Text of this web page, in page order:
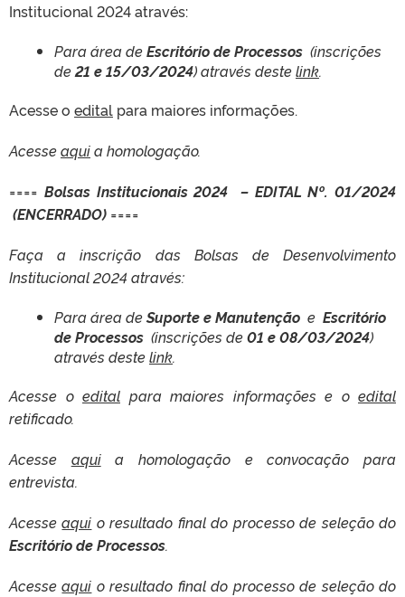
Institucional 2024 através:
Para área deEscritório de Processos (inscrições
de21 e 15/03/2024) através destelink.
Acesse o edital para maiores informações.
Acesseaquia homologação.
==== Bolsas Institucionais 2024 – EDITAL Nº. 01/2024
(ENCERRADO) ====
Faça a inscrição das Bolsas de Desenvolvimento
Institucional 2024 através:
Para área deSuporte e Manutenção e Escritório
de Processos (inscrições de01 e 08/03/2024)
através destelink.
Acesse o edital para maiores informações e o edital
retificado.
Acesse aquia homologação e convocação para
entrevista.
Acesseaqui o resultado final do processo de seleção do
Escritório de Processos.
Acesseaqui o resultado final do processo de seleção do